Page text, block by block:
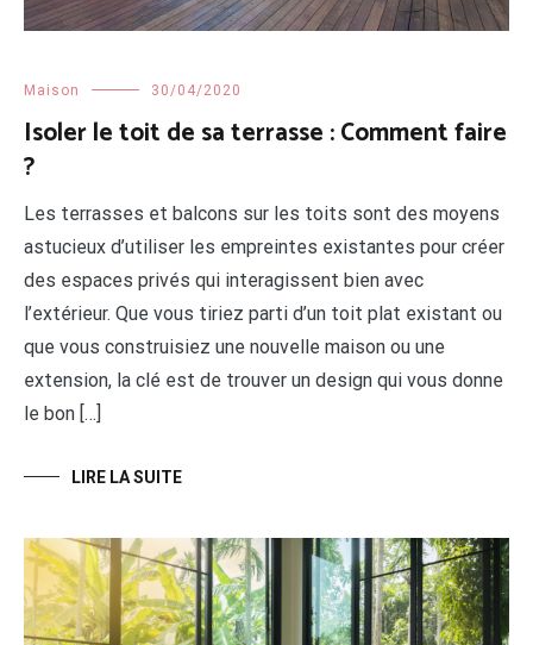
Maison 30/04/2020
Isoler le toit de sa terrasse : Comment faire
?
Les terrasses et balcons sur les toits sont des moyens
astucieux d’utiliser les empreintes existantes pour créer
des espaces privés qui interagissent bien avec
l’extérieur. Que vous tiriez parti d’un toit plat existant ou
que vous construisiez une nouvelle maison ou une
extension, la clé est de trouver un design qui vous donne
le bon […]
LIRE LA SUITE